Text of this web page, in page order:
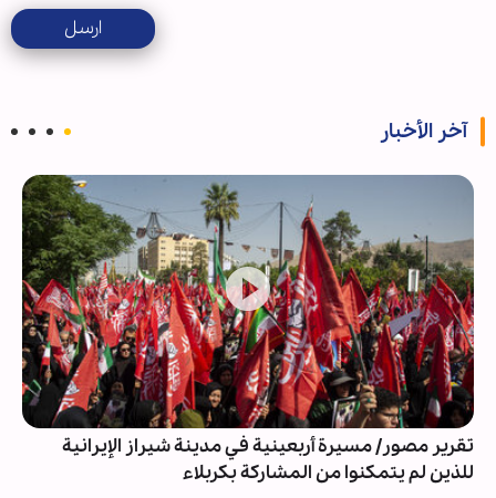
ارسل
آخر الأخبار
تقرير مصور/ مسيرة أربعينية في مدينة شيراز الإيرانية
للذين لم يتمكنوا من المشاركة بكربلاء